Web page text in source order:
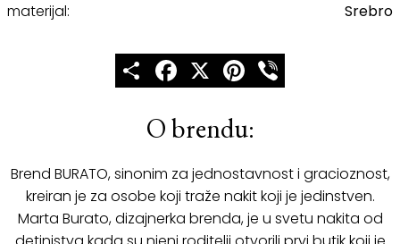
materijal:
Srebro
ShareFacebook
X Pinterest
O brendu:
Brend BURATO, sinonim za jednostavnost i gracioznost,
kreiran je za osobe koji traže nakit koji je jedinstven.
Marta Burato, dizajnerka brenda, je u svetu nakita od